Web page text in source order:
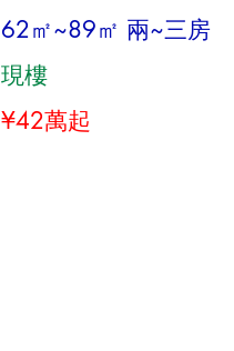
62㎡~89㎡ 兩~三房
現樓
¥42萬起